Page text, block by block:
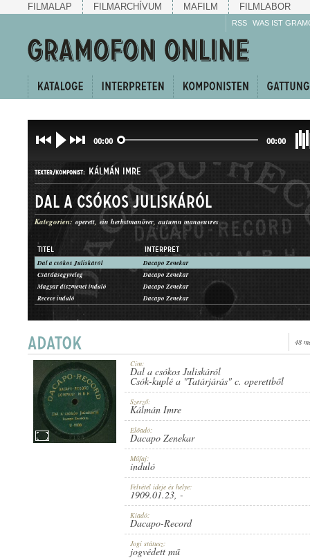
FILMALAP FILMARCHÍVUM MAFILM FILMLABOR
RSS WAS IST
00:00 00:00
TEXTER/KOMPONIST: KÁLMÁN IMRE
GATTUNG: INDULÓ
ERSCHEINUNGSJAHR: 1909.01.23
DACAPO-RECORD
Dal a csókos Juliskáról
Kategorien: operett ein herbstmanöver autumn manoeuvres
TITEL INTERPRET
Dal a csókos Juliskáról
Dacapo Zenekar
Csárdásegyveleg
Dacapo Zenekar
Magyar díszmenet induló
Dacapo Zenekar
Recece induló
Dacapo Zenekar
48
Cím:
Dal a csókos Juliskáról
Csók-kuplé a "Tatárjárás" c. operettből
Szerző:
Kálmán Imre
Előadó:
Dacapo Zenekar
Műfaj:
induló
Felvétel ideje és helye:
1909.01.23, -
Kiadó:
Dacapo-Record
Jogi státusz:
jogvédett mű